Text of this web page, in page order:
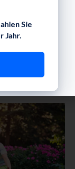
für den
Sie
Jahr.